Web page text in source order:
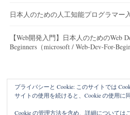
日本人のための人工知能プログラマー
【Web開発入門】日本人のためのWeb
Beginners（microsoft / Web-Dev-For-
プライバシーと Cookie: このサイトでは
サイトの使用を続けると、Cookie の使用に
Cookie の管理方法を含め、詳細については